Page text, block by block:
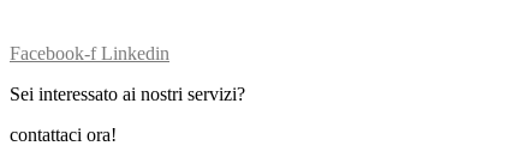
Facebook-f Linkedin
Sei interessato ai nostri servizi?
contattaci ora!